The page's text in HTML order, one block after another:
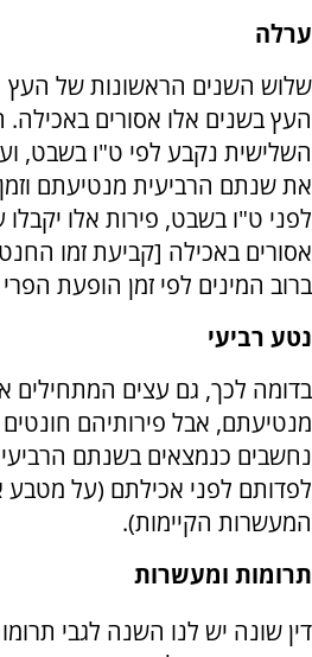
ערלה
שלוש השנים הראשונות של העץ
העץ בשנים אלו אסורים באכילה.
השלישית נקבע לפי ט"ו בשבט,
את שנתם הרביעית מנטיעתם
לפני ט"ו בשבט, פירות אלו יקבלו
אסורים באכילה [קביעת זמו
ברוב המינים לפי זמן הופעת
נטע רביעי
בדומה לכך, גם עצים
מנטיעתם, אבל פירותיהם חונטים
נחשבים כנמצאים בשנתם
לפדותם לפני אכילתם (על
המעשרות הקיימות).
תרומות ומעשרות
דין שונה יש לנו השנה לגבי